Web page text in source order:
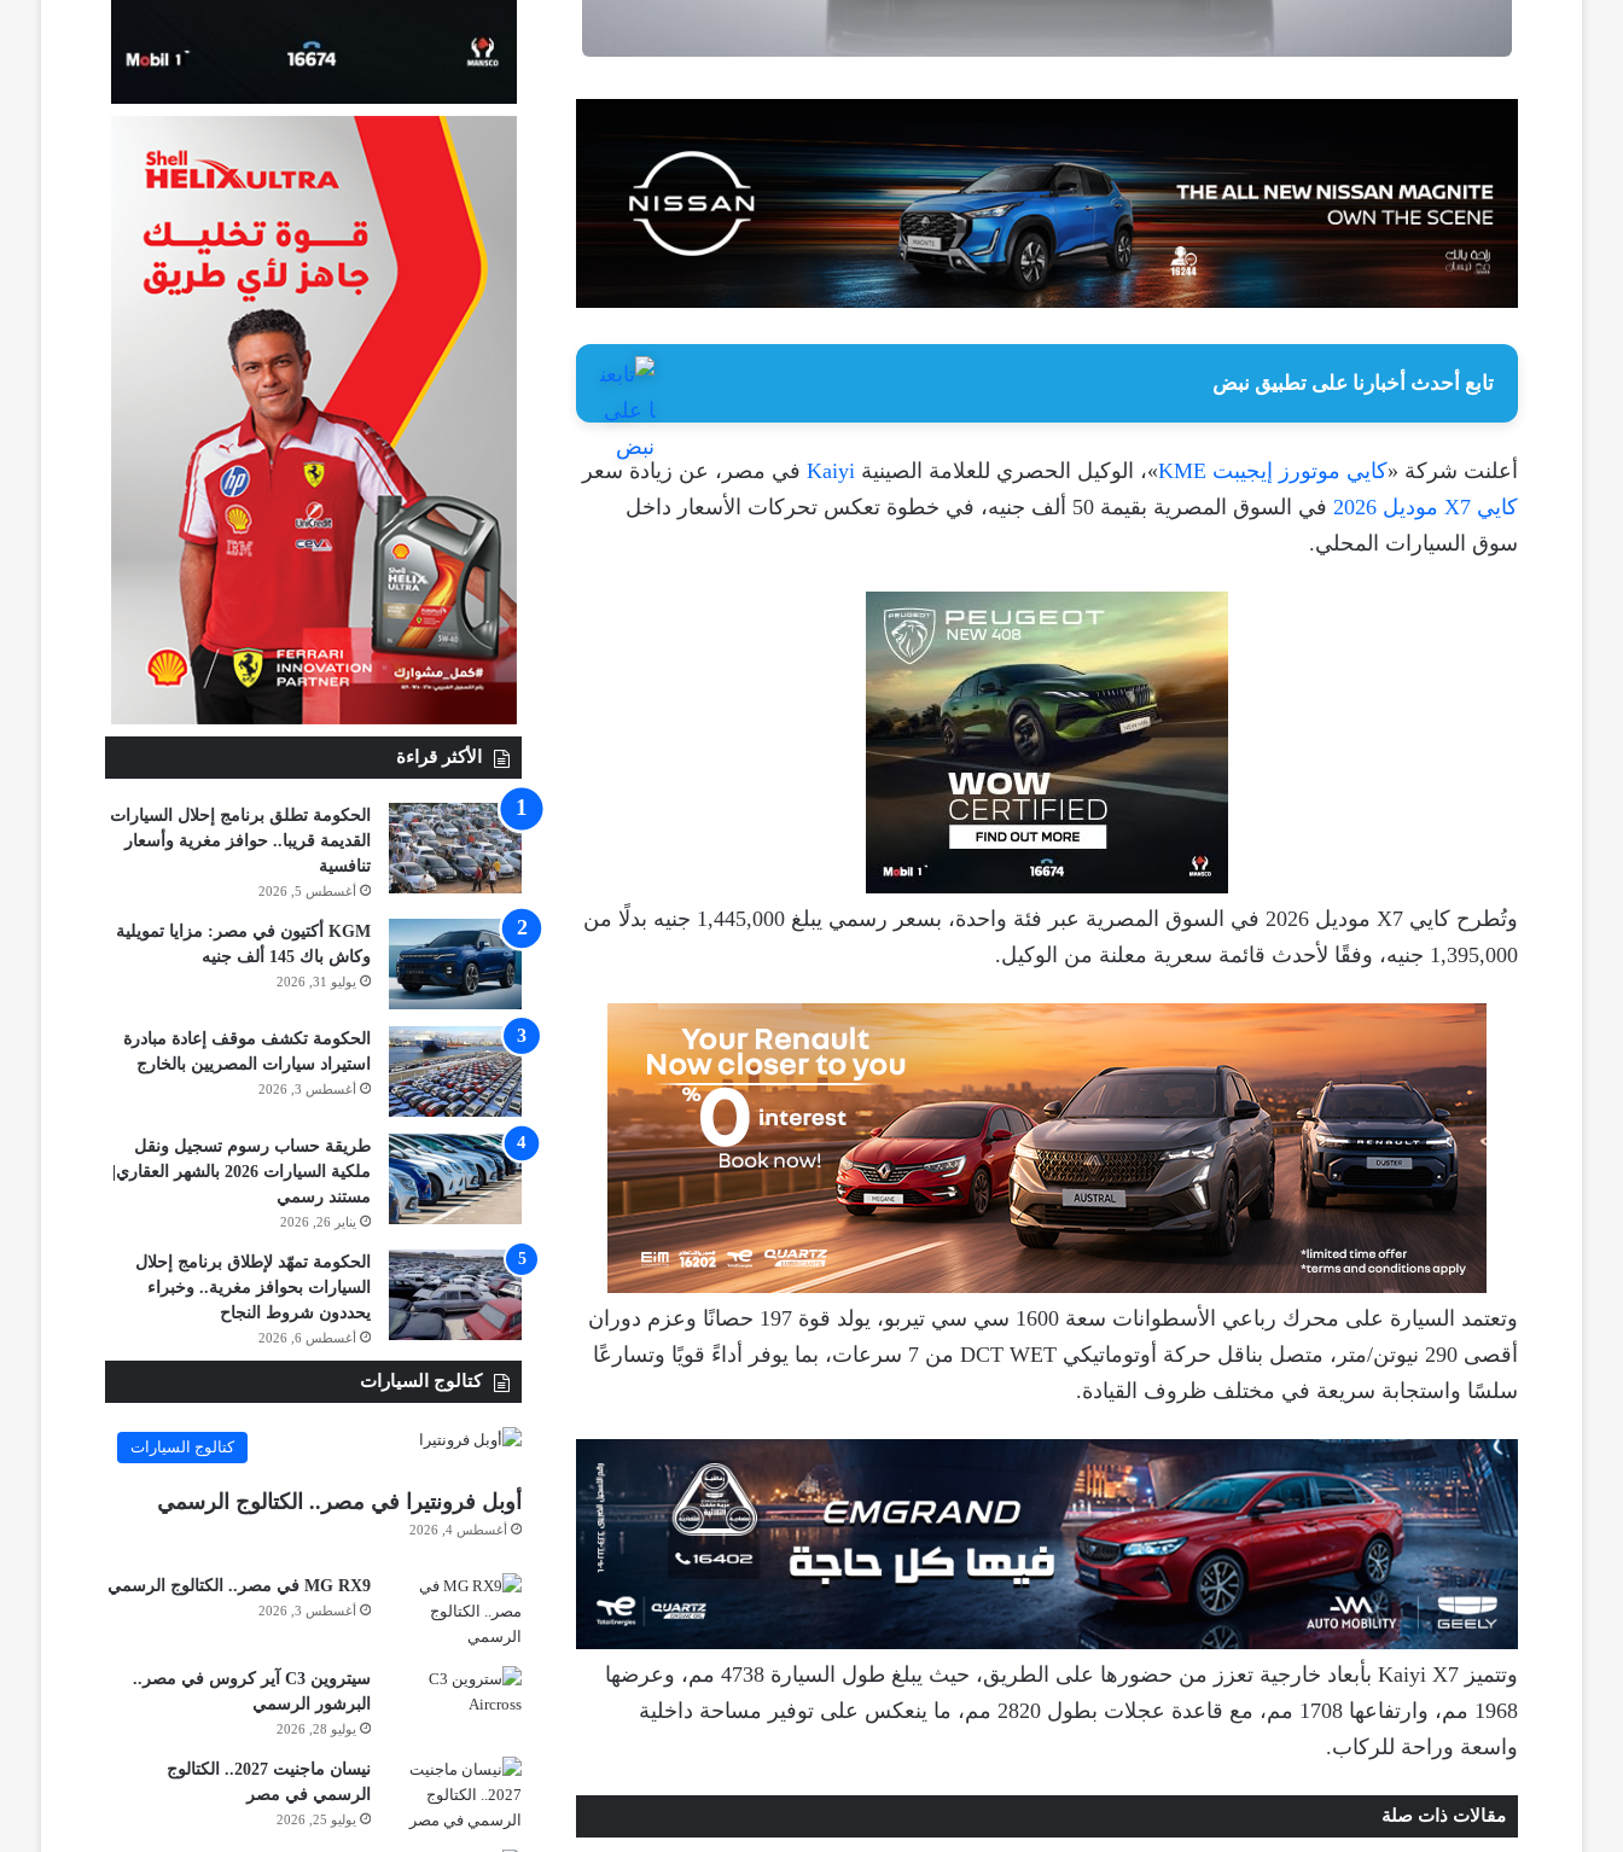
تابع أحدث أخبارنا على تطبيق نبض
أعلنت شركة «كايي موتورز إيجيبت KME »، الوكيل الحصري للعلامة الصينية Kaiyiفي مصر، عن زيادة سعر
كايي X7 موديل 2026
في السوق المصرية بقيمة 50 ألف جنيه، في خطوة تعكس تحركات الأسعار داخل
سوق السيارات المحلي.
وتُطرح كايي X7 موديل 2026 في السوق المصرية عبر فئة واحدة، بسعر رسمي يبلغ 1,445,000 جنيه بدلًا من
1,395,000 جنيه، وفقًا لأحدث قائمة سعرية معلنة من الوكيل.
وتعتمد السيارة على محرك رباعي الأسطوانات سعة 1600 سي سي تيربو، يولد قوة 197 حصانًا وعزم دوران
أقصى 290 نيوتن/متر، متصل بناقل حركة أوتوماتيكي DCT WET من 7 سرعات، بما يوفر أداءً قويًا وتسارعًا
سلسًا واستجابة سريعة في مختلف ظروف القيادة.
وتتميز Kaiyi X7 بأبعاد خارجية تعزز من حضورها على الطريق، حيث يبلغ طول السيارة 4738 مم، وعرضها
1968 مم، وارتفاعها 1708 مم، مع قاعدة عجلات بطول 2820 مم، ما ينعكس على توفير مساحة داخلية
واسعة وراحة للركاب.
مقالات ذات صلة
الأكثر قراءة
الحكومة تطلق برنامج إحلال السيارات
القديمة قريبا.. حوافز مغرية وأسعار
تنافسية
أغسطس 5, 2026
KGM أكتيون في مصر: مزايا تمويلية
وكاش باك 145 ألف جنيه
يوليو 31, 2026
الحكومة تكشف موقف إعادة مبادرة
استيراد سيارات المصريين بالخارج
أغسطس 3, 2026
طريقة حساب رسوم تسجيل ونقل
ملكية السيارات 2026 بالشهر العقاري|
مستند رسمي
يناير 26, 2026
الحكومة تمهّد لإطلاق برنامج إحلال
السيارات بحوافز مغرية.. وخبراء
يحددون شروط النجاح
أغسطس 6, 2026
كتالوج السيارات
كتالوج السيارات
أوبل فرونتيرا في مصر.. الكتالوج الرسمي
أغسطس 4, 2026
MG RX9 في مصر.. الكتالوج الرسمي
أغسطس 3, 2026
سيتروين C3 آير كروس في مصر..
البرشور الرسمي
يوليو 28, 2026
نيسان ماجنيت 2027.. الكتالوج
الرسمي في مصر
يوليو 25, 2026